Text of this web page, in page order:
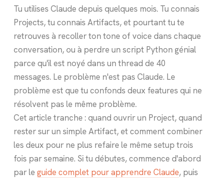
Tu utilises Claude depuis quelques mois. Tu connais
Projects, tu connais Artifacts, et pourtant tu te
retrouves à recoller ton tone of voice dans chaque
conversation, ou à perdre un script Python génial
parce qu'il est noyé dans un thread de 40
messages. Le problème n'est pas Claude. Le
problème est que tu confonds deux features qui ne
résolvent pas le même problème.
Cet article tranche : quand ouvrir un Project, quand
rester sur un simple Artifact, et comment combiner
les deux pour ne plus refaire le même setup trois
fois par semaine. Si tu débutes, commence d'abord
par le guide complet pour apprendre Claude, puis